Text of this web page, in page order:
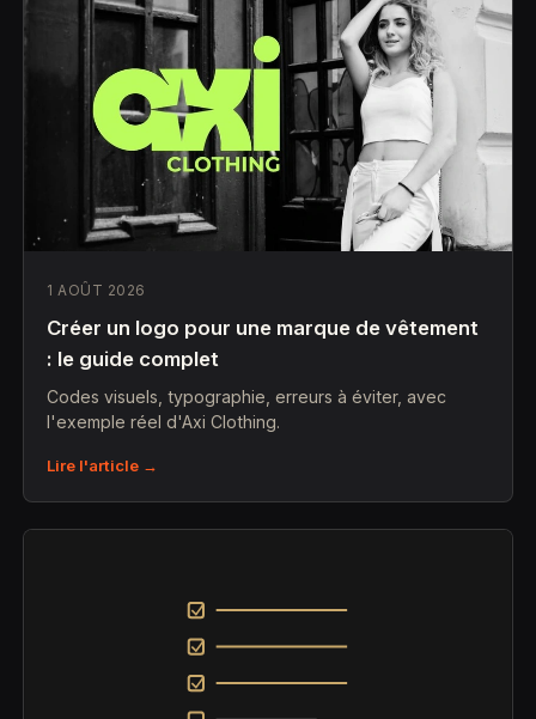
1 AOÛT 2026
Créer un logo pour une marque de vêtement
: le guide complet
Codes visuels, typographie, erreurs à éviter, avec
l'exemple réel d'Axi Clothing.
Lire l'article →